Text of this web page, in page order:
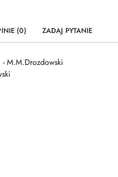
(0) ZADAJ PYTANIE
- M.M.Drozdowski